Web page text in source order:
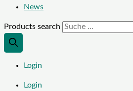
News
Products search
Login
Login